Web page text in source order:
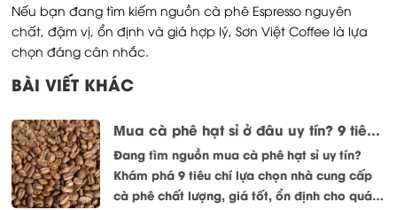
Nếu bạn đang tìm kiếm nguồn cà phê Espresso nguyên
chất, đậm vị, ổn định và giá hợp lý, Sơn Việt Coffee là lựa
chọn đáng cân nhắc.
BÀI VIẾT KHÁC
Mua cà phê hạt sỉ ở đâu uy tín? 9 tiêu chí lựa chọn nhà cung cấp chất lượng
Đang tìm nguồn mua cà phê hạt sỉ uy tín?
Khám phá 9 tiêu chí lựa chọn nhà cung cấp
cà phê chất lượng, giá tốt, ổn định cho quán